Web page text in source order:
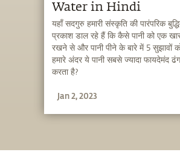
Water in Hindi
यहाँ सदगुरु हमारी संस्कृति की पारंपरिक
प्रकाश डाल रहे हैं कि कैसे पानी को एक
रखने से और पानी पीने के बारे में 5 सुझावों
हमारे अंदर ये पानी सबसे ज्यादा फायदेमंद
करता है?
Jan 2, 2023